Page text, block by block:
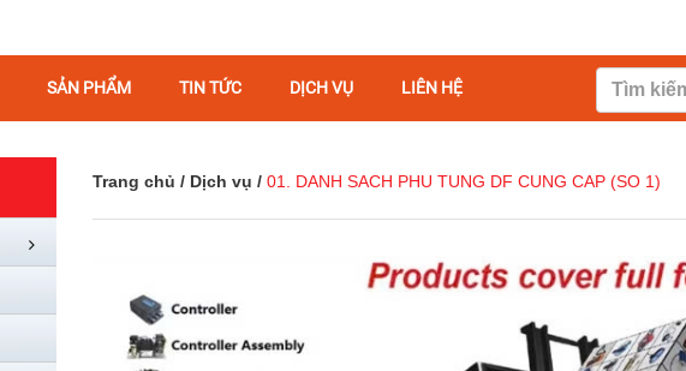
SẢN PHẨM TIN TỨC DỊCH VỤ LIÊN HỆ
Trang chủ / Dịch vụ / 01. DANH SACH PHU TUNG DF CUNG CAP (SO 1)